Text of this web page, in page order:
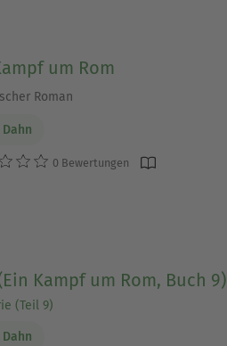
um Rom
Roman
0 Bewertungen
Kampf um Rom, Buch 9)
(Teil 9)